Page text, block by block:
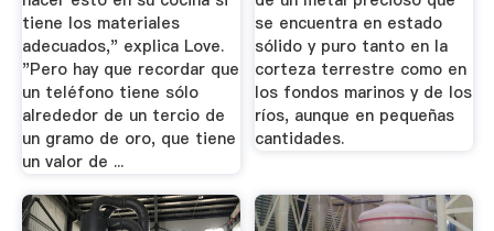
tiene los materiales
adecuados," explica Love.
"Pero hay que recordar que
un teléfono tiene sólo
alrededor de un tercio de
un gramo de oro, que tiene
un valor de ...
se encuentra en estado
sólido y puro tanto en la
corteza terrestre como en
los fondos marinos y de los
ríos, aunque en pequeñas
cantidades.